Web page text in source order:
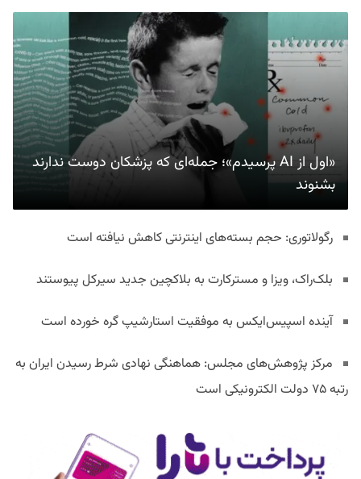
«اول از AI پرسیدم»؛ جمله‌ای که پزشکان دوست ندارند
بشنوند
رگولاتوری: حجم بسته‌های اینترنتی کاهش نیافته است
بلک‌راک، ویزا و مسترکارت به بلاکچین جدید سیرکل پیوستند
آینده اسپیس‌ایکس به موفقیت استارشیپ گره خورده است
مرکز پژوهش‌های مجلس: هماهنگی نهادی شرط رسیدن ایران به
رتبه ۷۵ دولت الکترونیکی است